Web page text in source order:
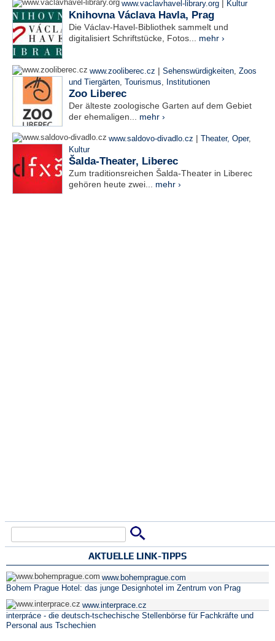
www.vaclavhavel-library.org | Kultur
Knihovna Václava Havla, Prag
Die Václav-Havel-Bibliothek sammelt und
digitalisiert Schriftstücke, Fotos... mehr ›
www.zooliberec.cz | Sehenswürdigkeiten, Zoos
und Tiergärten, Tourismus, Institutionen
Zoo Liberec
Der älteste zoologische Garten auf dem Gebiet
der ehemaligen... mehr ›
www.saldovo-divadlo.cz | Theater, Oper,
Kultur
Šalda-Theater, Liberec
Zum traditionsreichen Šalda-Theater in Liberec
gehören heute zwei... mehr ›
AKTUELLE LINK-TIPPS
www.bohemprague.com
Bohem Prague Hotel: das junge Designhotel im Zentrum von Prag
www.interprace.cz
interpráce - die deutsch-tschechische Stellenbörse für Fachkräfte und
Personal aus Tschechien